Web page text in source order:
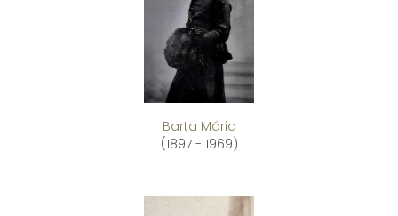
Barta Mária
(1897 - 1969)